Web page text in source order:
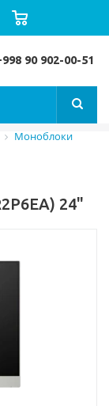
90 902-00-51
Моноблоки
24"